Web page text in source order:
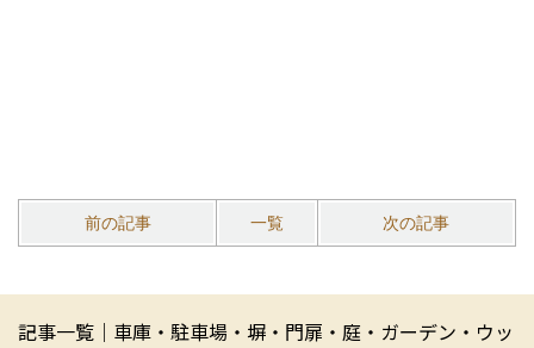
前の記事 一覧 次の記事
記事一覧｜車庫・駐車場・塀・門扉・庭・ガーデン・ウッ